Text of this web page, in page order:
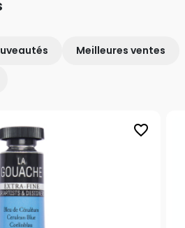
Meilleures ventes
favorite_border